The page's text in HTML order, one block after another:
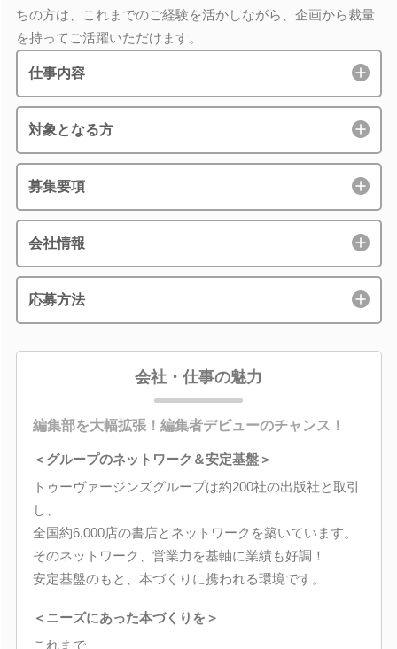
ちの方は、これまでのご経験を活かしながら、企画から裁量
を持ってご活躍いただけます。
仕事内容
対象となる方
募集要項
会社情報
応募方法
会社・仕事の魅力
編集部を大幅拡張！編集者デビューのチャンス！
＜グループのネットワーク＆安定基盤＞
トゥーヴァージンズグループは約200社の出版社と取引
し、
全国約6,000店の書店とネットワークを築いています。
そのネットワーク、営業力を基軸に業績も好調！
安定基盤のもと、本づくりに携われる環境です。
＜ニーズにあった本づくりを＞
これまで、